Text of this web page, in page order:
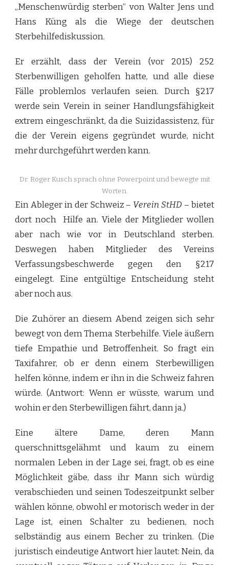
„Menschenwürdig sterben“ von Walter Jens und
Hans Küng als die Wiege der deutschen
Sterbehilfediskussion.
Er erzählt, dass der Verein (vor 2015) 252
Sterbenwilligen geholfen hatte, und alle diese
Fälle problemlos verlaufen seien. Durch §217
werde sein Verein in seiner Handlungsfähigkeit
extrem eingeschränkt, da die Suizidassistenz, für
die der Verein eigens gegründet wurde, nicht
mehr durchgeführt werden kann.
Dr. Roger Kusch sprach ohne Powerpoint und bewegte mit
Worten.
Ein Ableger in der Schweiz – Verein StHD – bietet
dort noch Hilfe an. Viele der Mitglieder wollen
aber nach wie vor in Deutschland sterben.
Deswegen haben Mitglieder des Vereins
Verfassungsbeschwerde gegen den §217
eingelegt. Eine entgültige Entscheidung steht
aber noch aus.
Die Zuhörer an diesem Abend zeigen sich sehr
bewegt von dem Thema Sterbehilfe. Viele äußern
tiefe Empathie und Betroffenheit. So fragt ein
Taxifahrer, ob er denn einem Sterbewilligen
helfen könne, indem er ihn in die Schweiz fahren
würde. (Antwort: Wenn er wüsste, warum und
wohin er den Sterbewilligen fährt, dann ja.)
Eine ältere Dame, deren Mann
querschnittsgelähmt und kaum zu einem
normalen Leben in der Lage sei, fragt, ob es eine
Möglichkeit gäbe, dass ihr Mann sich würdig
verabschieden und seinen Todeszeitpunkt selber
wählen könne, obwohl er motorisch weder in der
Lage ist, einen Schalter zu bedienen, noch
selbständig aus einem Becher zu trinken. (Die
juristisch eindeutige Antwort hier lautet: Nein, da